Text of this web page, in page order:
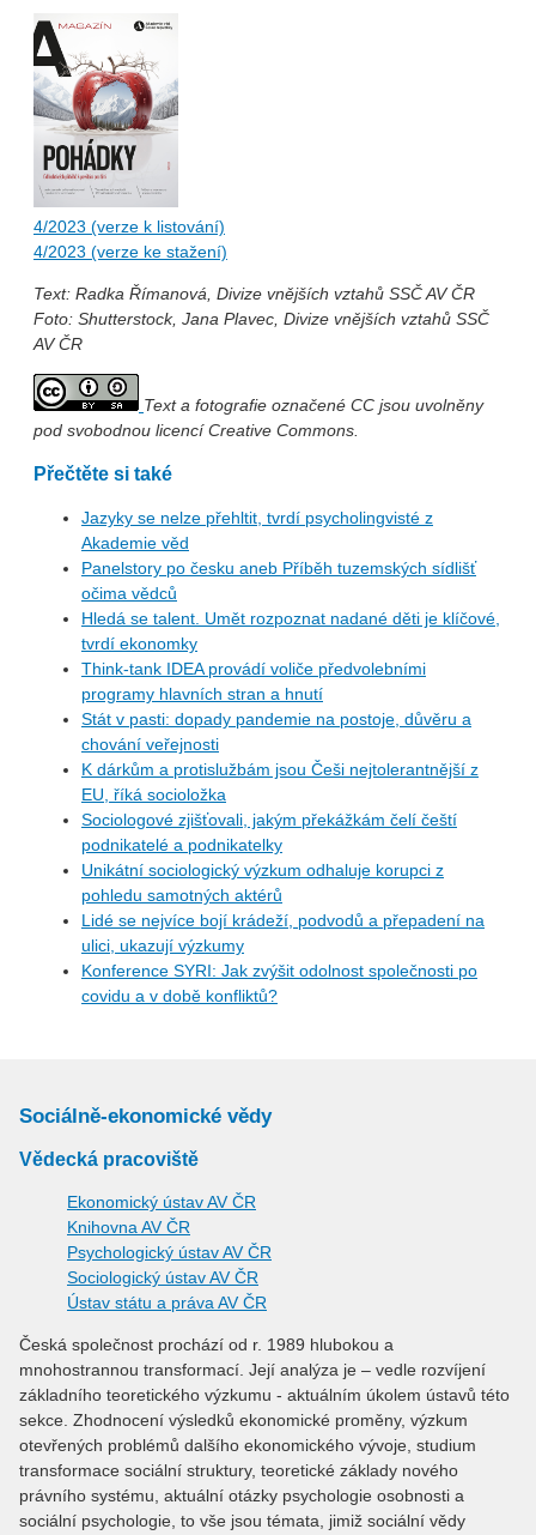
4/2023 (verze k listování)
4/2023 (verze ke stažení)
Text: Radka Římanová, Divize vnějších vztahů SSČ AV ČR
Foto: Shutterstock, Jana Plavec, Divize vnějších vztahů SSČ
AV ČR
Text a fotografie označené CC jsou uvolněny
pod svobodnou licencí Creative Commons.
Přečtěte si také
Jazyky se nelze přehltit, tvrdí psycholingvisté z
Akademie věd
Panelstory po česku aneb Příběh tuzemských sídlišť
očima vědců
Hledá se talent. Umět rozpoznat nadané děti je klíčové,
tvrdí ekonomky
Think-tank IDEA provádí voliče předvolebními
programy hlavních stran a hnutí
Stát v pasti: dopady pandemie na postoje, důvěru a
chování veřejnosti
K dárkům a protislužbám jsou Češi nejtolerantnější z
EU, říká socioložka
Sociologové zjišťovali, jakým překážkám čelí čeští
podnikatelé a podnikatelky
Unikátní sociologický výzkum odhaluje korupci z
pohledu samotných aktérů
Lidé se nejvíce bojí krádeží, podvodů a přepadení na
ulici, ukazují výzkumy
Konference SYRI: Jak zvýšit odolnost společnosti po
covidu a v době konfliktů?
Sociálně-ekonomické vědy
Vědecká pracoviště
Ekonomický ústav AV ČR
Knihovna AV ČR
Psychologický ústav AV ČR
Sociologický ústav AV ČR
Ústav státu a práva AV ČR
Česká společnost prochází od r. 1989 hlubokou a
mnohostrannou transformací. Její analýza je – vedle rozvíjení
základního teoretického výzkumu - aktuálním úkolem ústavů této
sekce. Zhodnocení výsledků ekonomické proměny, výzkum
otevřených problémů dalšího ekonomického vývoje, studium
transformace sociální struktury, teoretické základy nového
právního systému, aktuální otázky psychologie osobnosti a
sociální psychologie, to vše jsou témata, jimiž sociální vědy